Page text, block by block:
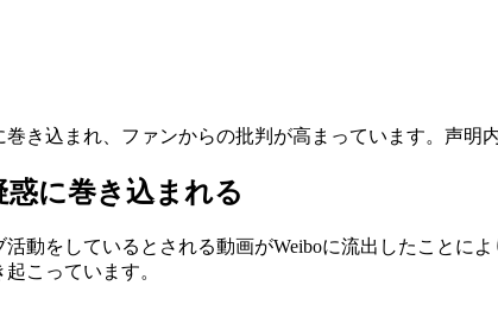
き込まれ、ファンからの批判が高まっています。声明
惑に巻き込まれる
動をしているとされる動画がWeiboに流出したことに
こっています。